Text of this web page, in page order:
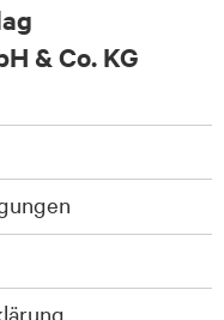
& Co. KG